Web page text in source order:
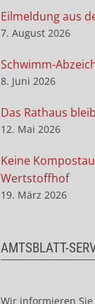
Eilmeldung aus
7. August 2026
Schwimm-
8. Juni 2026
Das Rathaus
12. Mai 2026
Keine
Wertstoffhof
19. März 2026
AMTSBLATT-
Wir informieren